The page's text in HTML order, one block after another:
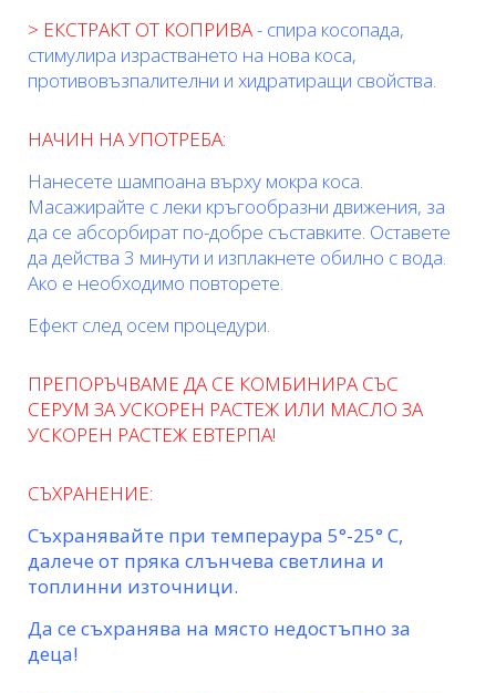
> ЕКСТРАКТ ОТ КОПРИВА- спира косопада,
стимулира израстването на нова коса,
противовъзпалителни и хидратиращи свойства.
НАЧИН НА УПОТРЕБА:
Нанесете шампоана върху мокра коса.
Масажирайте с леки кръгообразни движения, за
да се абсорбират по-добре съставките. Оставете
да действа 3 минути и изплакнете обилно с вода.
Ако е необходимо повторете.
Ефект след осем процедури.
ПРЕПОРЪЧВАМЕ ДА СЕ КОМБИНИРА СЪС
СЕРУМ ЗА УСКОРЕН РАСТЕЖ ИЛИ МАСЛО ЗА
УСКОРЕН РАСТЕЖ ЕВТЕРПА!
СЪХРАНЕНИЕ:
Съхранявайте при темпераура 5°-25° С,
далече от пряка слънчева светлина и
топлинни източници.
Да се съхранява на място недостъпно за
деца!